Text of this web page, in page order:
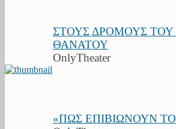
ΣΤΟΥΣ ΔΡΟΜΟΥΣ ΤΟΥ
ΘΑΝΑΤΟΥ
OnlyTheater
«ΠΩΣ ΕΠΙΒΙΩΝΟΥΝ